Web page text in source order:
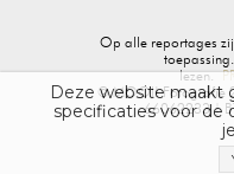
Op alle reportages
lezen.
© MOOI! Fotografie
66062233 |
Deze website maakt
specificaties voor de